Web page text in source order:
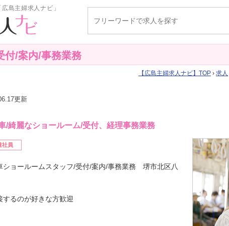
島主婦求人ナビ」
付/案内/事務業務
広島主婦求人ナビ TOP › 求人
更新
/綺麗なショールーム/受付、経理事務業務
社員
ショールームスタッフ/受付/案内/事務業務 堺市北区八
するのが好きな方歓迎